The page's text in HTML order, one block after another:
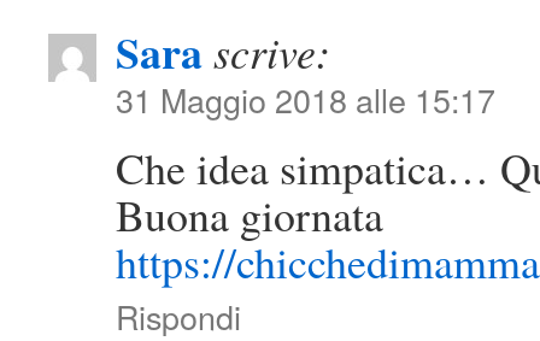
Sarascrive:
31 Maggio 2018 alle 15:17
Che idea simpatica…
Buona giornata
https://
Rispondi